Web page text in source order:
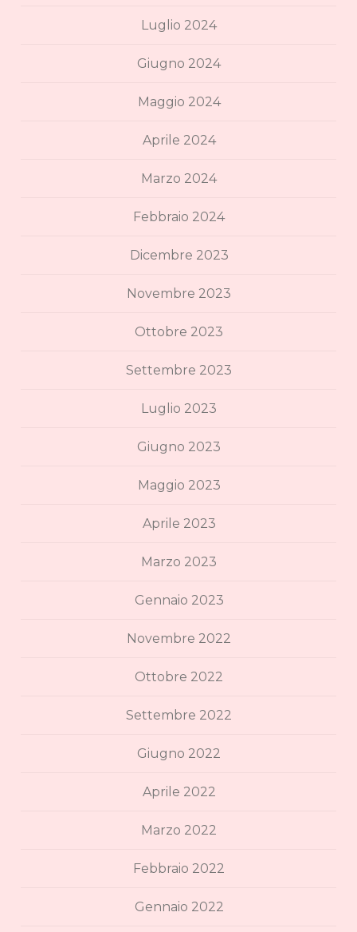
Luglio 2024
Giugno 2024
Maggio 2024
Aprile 2024
Marzo 2024
Febbraio 2024
Dicembre 2023
Novembre 2023
Ottobre 2023
Settembre 2023
Luglio 2023
Giugno 2023
Maggio 2023
Aprile 2023
Marzo 2023
Gennaio 2023
Novembre 2022
Ottobre 2022
Settembre 2022
Giugno 2022
Aprile 2022
Marzo 2022
Febbraio 2022
Gennaio 2022